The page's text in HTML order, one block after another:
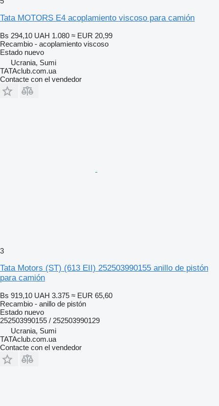
Tata MOTORS E4 acoplamiento viscoso para camión
Bs 294,10 UAH 1.080 ≈ EUR 20,99
Recambio - acoplamiento viscoso
Estado nuevo
Ucrania, Sumi
TATAclub.com.ua
Contacte con el vendedor
3
Tata Motors (ST) (613 EII) 252503990155 anillo de pistón
para camión
Bs 919,10 UAH 3.375 ≈ EUR 65,60
Recambio - anillo de pistón
Estado nuevo
252503990155 / 252503990129
Ucrania, Sumi
TATAclub.com.ua
Contacte con el vendedor